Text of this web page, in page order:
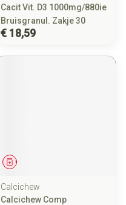
Cacit Vit. D3 1000mg/880ie
Bruisgranul. Zakje 30
€ 18,59
Geneesmiddel
Calcichew
Calcichew Comp